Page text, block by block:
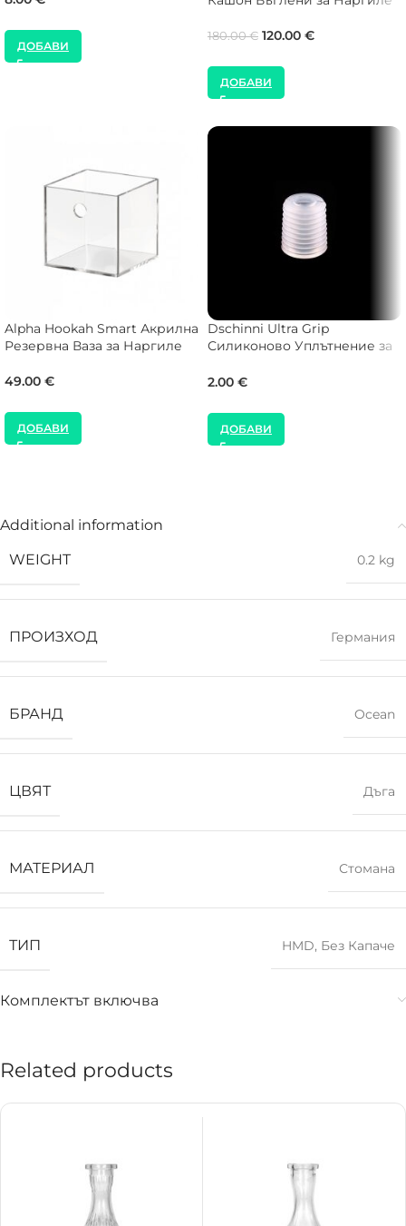
ДОБАВИ
180.00€ 120.00 €
ДОБАВИ
Alpha Hookah Smart Акрилна
Резервна Ваза за Наргиле
49.00 €
ДОБАВИ
Dschinni Ultra Grip
Силиконово Уплътнение за
2.00 €
ДОБАВИ
Additional information
WEIGHT
0.2 kg
ПРОИЗХОД Германия
БРАНД Ocean
ЦВЯТ Дъга
МАТЕРИАЛ Стомана
ТИП HMD, Без Капаче
Комплектът включва
Related products